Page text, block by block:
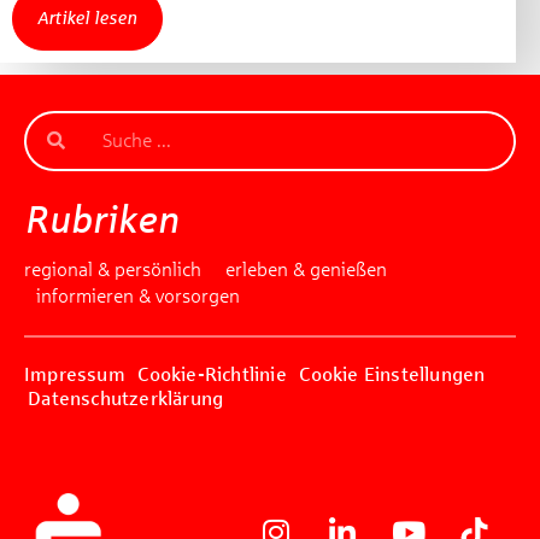
Artikel lesen
Rubriken
regional & persönlich
erleben & genießen
informieren & vorsorgen
Impressum Cookie-Richtlinie
Cookie Einstellungen
Datenschutzerklärung